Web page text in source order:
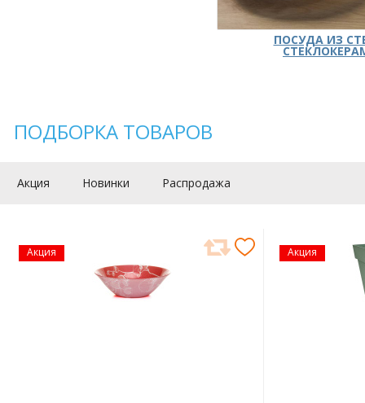
ПОСУДА ИЗ
ПОДБОРКА ТОВАРОВ
Акция Новинки Распродажа
Акция Акция